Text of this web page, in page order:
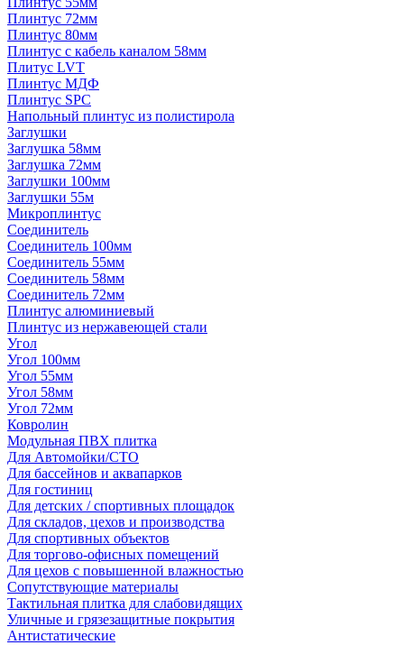
Плинтус 72мм
Плинтус 80мм
Плинтус с кабель каналом 58мм
Плитус LVT
Плинтус МДФ
Плинтус SPC
Напольный плинтус из полистирола
Заглушки
Заглушка 58мм
Заглушка 72мм
Заглушки 100мм
Заглушки 55м
Микроплинтус
Соединитель
Соединитель 100мм
Соединитель 55мм
Соединитель 58мм
Соединитель 72мм
Плинтус алюминиевый
Плинтус из нержавеющей стали
Угол
Угол 100мм
Угол 55мм
Угол 58мм
Угол 72мм
Ковролин
Модульная ПВХ плитка
Для Автомойки/СТО
Для бассейнов и аквапарков
Для гостиниц
Для детских / спортивных площадок
Для складов, цехов и производства
Для спортивных объектов
Для торгово-офисных помещений
Для цехов с повышенной влажностью
Сопутствующие материалы
Тактильная плитка для слабовидящих
Уличные и грязезащитные покрытия
Антистатические